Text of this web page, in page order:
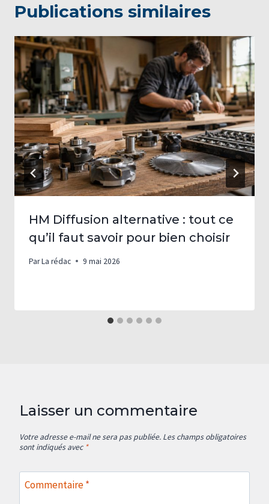
Publications similaires
HM Diffusion alternative : tout ce
qu’il faut savoir pour bien choisir
ParLa rédac 9 mai 2026
Laisser un commentaire
Votre adresse e-mail ne sera pas publiée. Les champs obligatoires
sont indiqués avec *
Commentaire*